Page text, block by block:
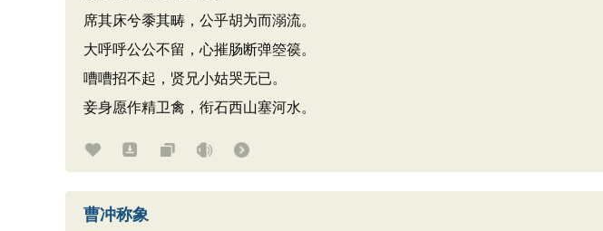
席其床兮黍其畴，公乎胡为而溺流。
大呼呼公公不留，心摧肠断弹箜篌。
嘈嘈招不起，贤兄小姑哭无已。
妾身愿作精卫禽，衔石西山塞河水。
曹冲称象